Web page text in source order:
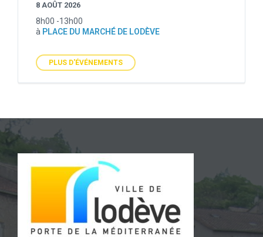
8 AOÛT 2026
8h00 -13h00
à PLACE DU MARCHÉ DE LODÈVE
PLUS D'ÉVÉNEMENTS